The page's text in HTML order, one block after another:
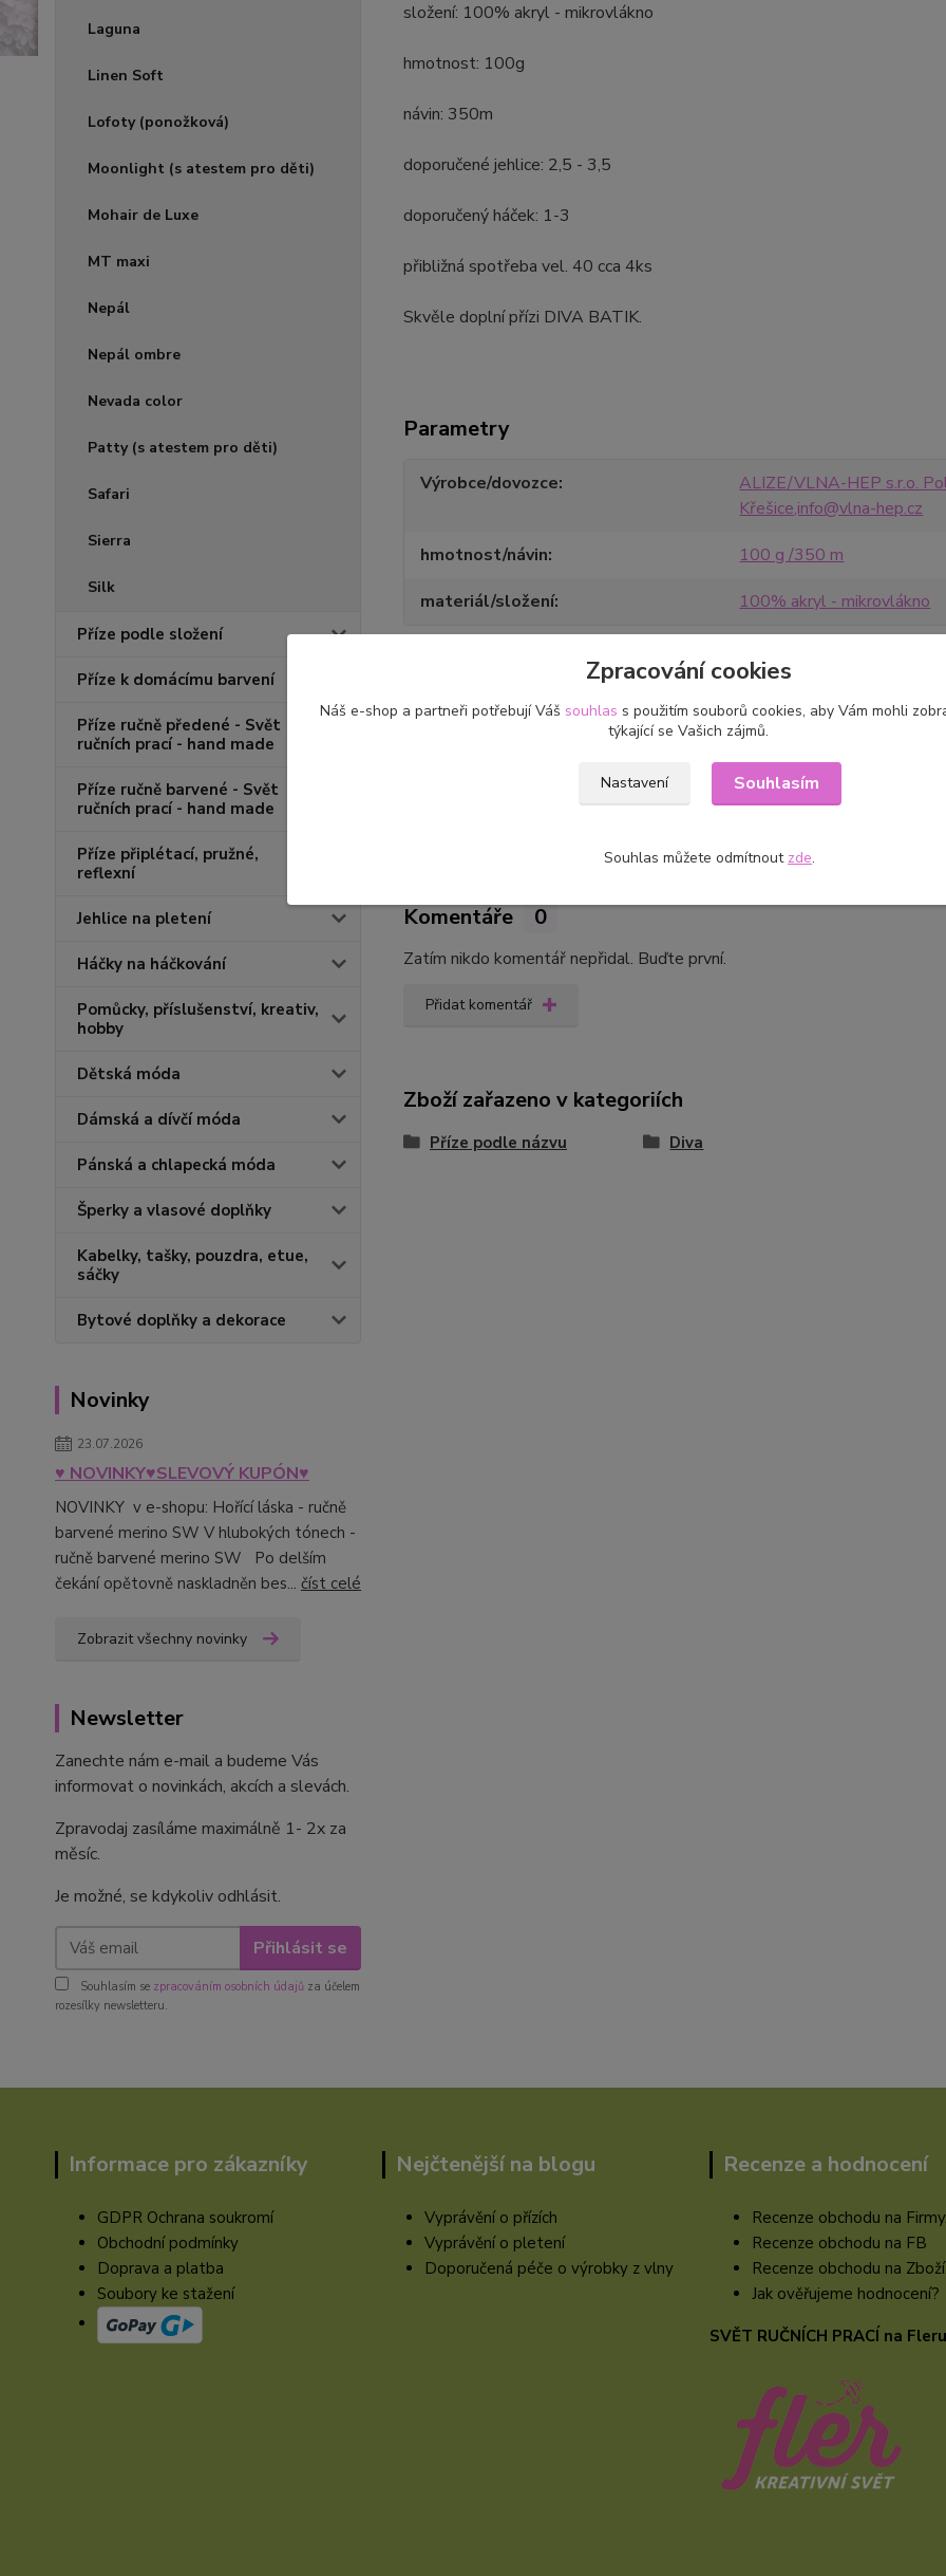
Laguna
Linen Soft
Lofoty (ponožková)
Moonlight (s atestem pro děti)
Mohair de Luxe
MT maxi
Nepál
Nepál ombre
Nevada color
Patty (s atestem pro děti)
Safari
Sierra
Silk
Příze podle složení
Příze k domácímu barvení
Příze ručně předené - Svět
ručních prací - hand made
Příze ručně barvené - Svět
ručních prací - hand made
Příze připlétací, pružné,
reflexní
Jehlice na pletení
Háčky na háčkování
Pomůcky, příslušenství, kreativ,
hobby
Dětská móda
Dámská a dívčí móda
Pánská a chlapecká móda
Šperky a vlasové doplňky
Kabelky, tašky, pouzdra, etue,
sáčky
Bytové doplňky a dekorace
Novinky
23.07.2026
♥ NOVINKY♥SLEVOVÝ KUPÓN♥
NOVINKY v e-shopu: Hořící láska - ručně
barvené merino SW V hlubokých tónech -
ručně barvené merino SW Po delším
čekání opětovně naskladněn bes... číst celé
Zobrazit všechny novinky
Newsletter
Zanechte nám e-mail a budeme Vás
informovat o novinkách, akcích a slevách.
Zpravodaj zasíláme maximálně 1- 2x za
měsíc.
Je možné, se kdykoliv odhlásit.
Přihlásit se
Souhlasím se zpracováním osobních údajů za účelem
rozesílky newsletteru.
složení: 100% akryl - mikrovlákno
hmotnost: 100g
návin: 350m
doporučené jehlice: 2,5 - 3,5
doporučený háček: 1-3
přibližná spotřeba vel. 40 cca 4ks
Skvěle doplní přízi DIVA BATIK.
Parametry
Výrobce/dovozce
ALIZE/VLNA-HEP s.r.o.
Křešice,info@vlna-hep.cz
hmotnost/návin
100 g /350 m
materiál/složení
100% akryl - mikrovlákno
Hodnocení
K tomuto produktu zatím nikdo hodnocení nepřidal. Buďte první.
Komentáře 0
Zatím nikdo komentář nepřidal. Buďte první.
Přidat komentář
Zboží zařazeno v kategoriích
Příze podle názvu Diva
Informace pro zákazníky
GDPR Ochrana soukromí
Obchodní podmínky
Doprava a platba
Soubory ke stažení
Nejčtenější na blogu
Vyprávění o přízích
Vyprávění o pletení
Doporučená péče o výrobky z vlny
Recenze a hodnocení
Recenze obchodu na
Recenze obchodu na FB
Recenze obchodu na
Jak ověřujeme hodnocení?
SVĚT RUČNÍCH PRACÍ na Fleru
Zpracování cookies
Náš e-shop a partneři potřebují Váš souhlas s použitím souborů cookies, aby Vám mohli
týkající se Vašich zájmů.
Nastavení Souhlasím
Souhlas můžete odmítnout zde.